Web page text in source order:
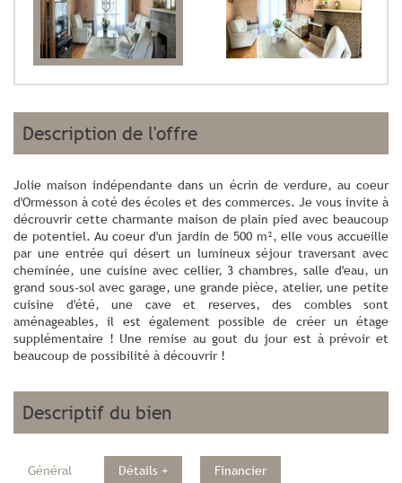
description de l'offre
Jolie maison indépendante dans un écrin de verdure, au coeur
d'Ormesson à coté des écoles et des commerces. Je vous invite à
décrouvrir cette charmante maison de plain pied avec beaucoup
de potentiel. Au coeur d'un jardin de 500 m², elle vous accueille
par une entrée qui désert un lumineux séjour traversant avec
cheminée, une cuisine avec cellier, 3 chambres, salle d'eau, un
grand sous-sol avec garage, une grande pièce, atelier, une petite
cuisine d'été, une cave et reserves, des combles sont
aménageables, il est également possible de créer un étage
supplémentaire ! Une remise au gout du jour est à prévoir et
beaucoup de possibilité à découvrir !
descriptif du bien
Général Détails + Financier